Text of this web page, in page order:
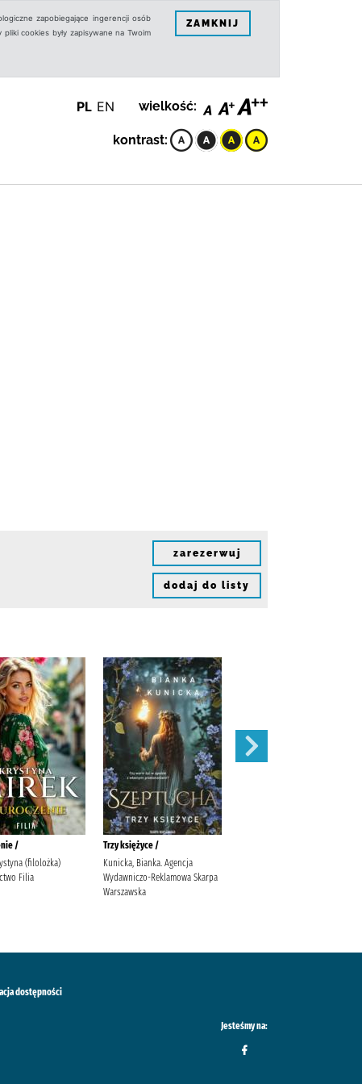
zapobiegające ingerencji osób
cookies były zapisywane na Twoim
ZAMKNIJ
PL EN wielkość:
kontrast:
zarezerwuj
dodaj do listy
/
(filolożka)
Filia
Trzy księżyce /
Kunicka, Bianka. Agencja
Wydawniczo-Reklamowa Skarpa
Warszawska
dostępności
Jesteśmy na: